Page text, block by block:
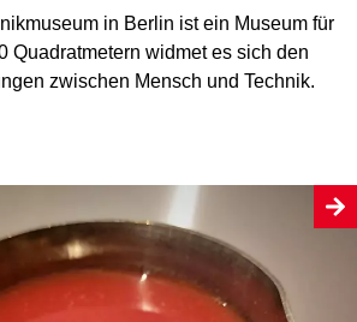
in Berlin ist ein Museum für
Quadratmetern widmet es sich den
zwischen Mensch und Technik.